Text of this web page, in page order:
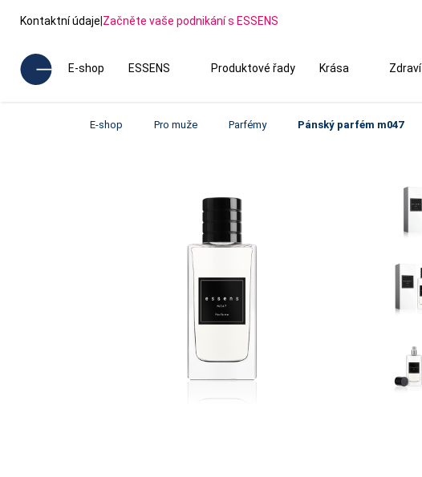
Kontaktní údaje|Začněte vaše podnikání s ESSENS
E-shop ESSENS Produktové řady Krása Zdraví
E-shop Pro muže Parfémy Pánský parfém m047